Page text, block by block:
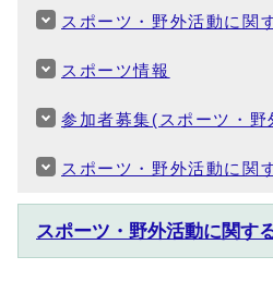
スポーツ・野外活動に関
スポーツ情報
参加者募集(スポーツ・野
スポーツ・野外活動に関
スポーツ・野外活動に関す